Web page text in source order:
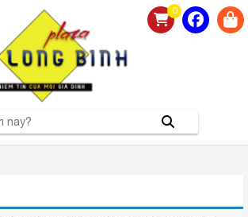
0